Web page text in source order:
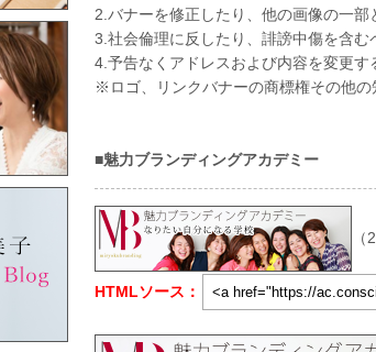
2.バナーを修正したり、他の画像の一部
3.社会倫理に反したり、誹謗中傷を含む
4.予告なくアドレスおよび内容を変更す
※ロゴ、リンクバナーの商標権その他の
■魅力ブランディングアカデミー
（
HTMLソース：